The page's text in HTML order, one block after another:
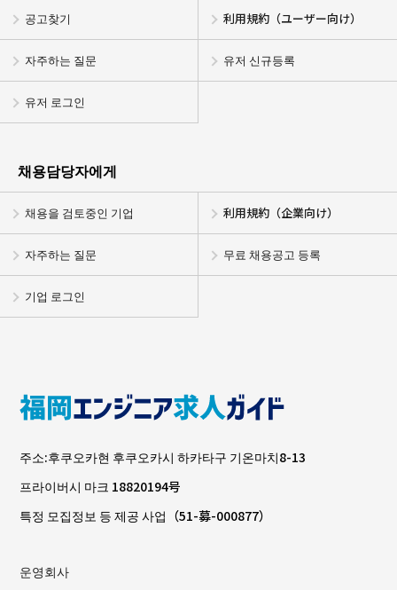
공고찾기 利用規約（ユーザー向け）
자주하는 질문 유저 신규등록
유저 로그인
채용담당자에게
채용을 검토중인 기업 利用規約（企業向け）
자주하는 질문 무료 채용공고 등록
기업 로그인
주소:후쿠오카현 후쿠오카시 하카타구 기온마치8-13
프라이버시 마크 18820194号
특정 모집정보 등 제공 사업（51-募-000877）
운영회사